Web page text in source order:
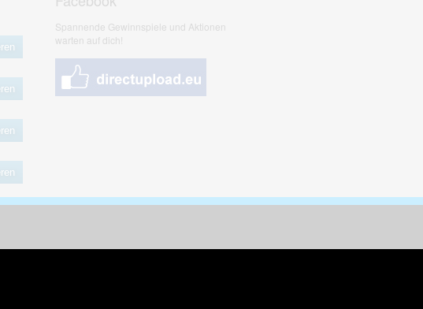
Spannende Gewinnspiele und Aktionen
warten auf dich!